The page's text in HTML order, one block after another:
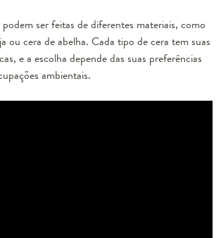
ser feitas de diferentes materiais, como
ou cera de abelha. Cada tipo de cera tem suas
e a escolha depende das suas preferências
ambientais.